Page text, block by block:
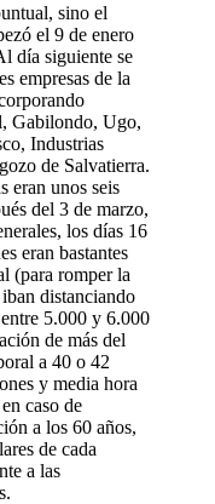
sino el
el 9 de enero
día siguiente se
empresas de la
Gabilondo, Ugo,
Industrias
de Salvatierra.
eran unos seis
del 3 de marzo,
los días 16
eran bastantes
(para romper la
distanciando
5.000 y 6.000
de más del
a 40 o 42
y media hora
caso de
a los 60 años,
de cada
a las